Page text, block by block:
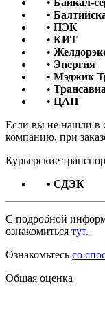
• Байкал-
•
• ПЭК
• КИТ
•
• Энергия
• Мэджик
•
• ЦАП
Если вы не нашли в
компанию, при
Курьерские
• СДЭК
С подробной
ознакомиться тут.
Ознакомьтесь со
Общая оценка